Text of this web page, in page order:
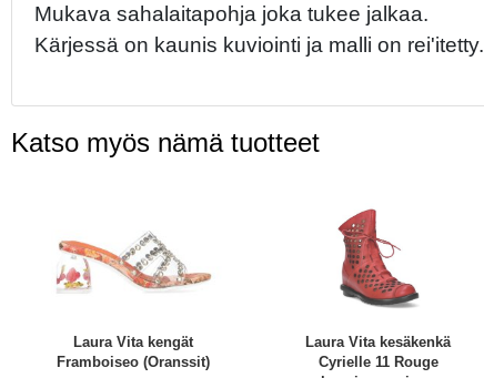
Mukava sahalaitapohja joka tukee jalkaa.
Kärjessä on kaunis kuviointi ja malli on rei'itetty.
Katso myös nämä tuotteet
Laura Vita kengät
Framboiseo (Oranssit)
Laura Vita kesäkenkä
Cyrielle 11 Rouge